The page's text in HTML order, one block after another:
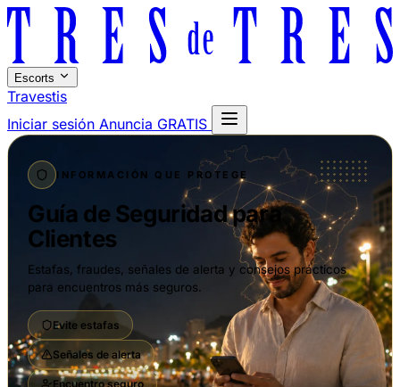
Escorts
Travestis
Iniciar sesión Anuncia GRATIS
INFORMACIÓN QUE PROTEGE
Guía de Seguridad para
Clientes
Estafas, fraudes, señales de alerta y consejos prácticos
para encuentros más seguros.
Evite estafas
Señales de alerta
Encuentro seguro